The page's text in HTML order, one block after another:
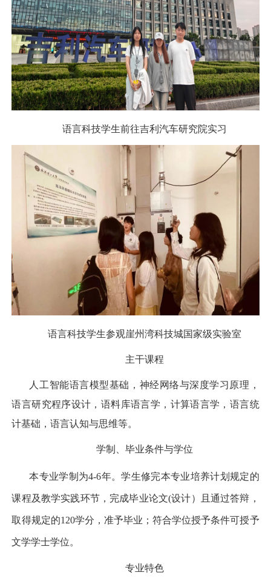
语言科技学生前往吉利汽车研究院实习
语言科技学生参观崖州湾科技城国家级实验室
主干课程
人工智能语言模型基础，神经网络与深度学习原理，
语言研究程序设计，语料库语言学，计算语言学，语言统
计基础，语言认知与思维等。
学制、毕业条件与学位
本专业学制为4-6年。学生修完本专业培养计划规定的
课程及教学实践环节，完成毕业论文(设计）且通过答辩，
取得规定的120学分，准予毕业；符合学位授予条件可授予
文学学士学位。
专业特色